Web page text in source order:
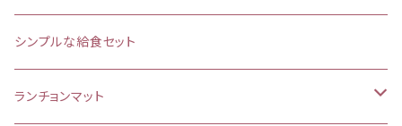
(大)約 縦37×横34マチ＋8cm
お弁当袋
シンプルな給食セット
ランチョンマット